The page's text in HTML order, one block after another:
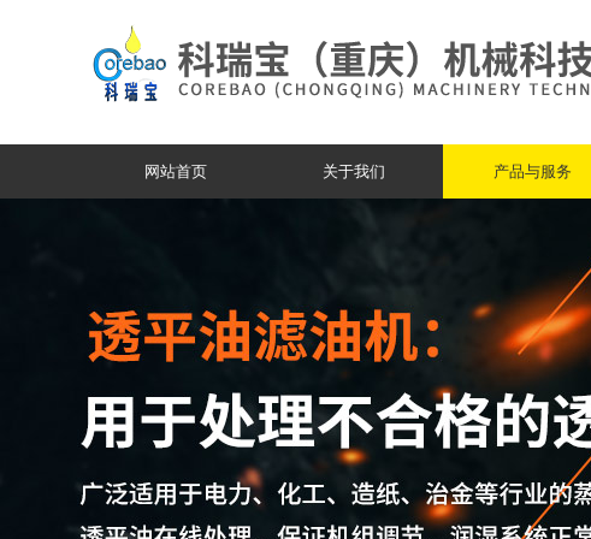
网站首页 关于我们 产品与服务